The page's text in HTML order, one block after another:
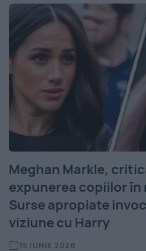
Meghan Markle,
expunerea copiilor în
Surse apropiate
viziune cu Harry
15 IUNIE 2026